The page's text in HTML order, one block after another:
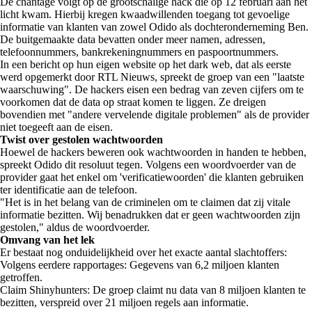
licht kwam. Hierbij kregen kwaadwillenden toegang tot gevoelige
informatie van klanten van zowel Odido als dochteronderneming Ben.
De buitgemaakte data bevatten onder meer namen, adressen,
telefoonnummers, bankrekeningnummers en paspoortnummers.
In een bericht op hun eigen website op het dark web, dat als eerste
werd opgemerkt door RTL Nieuws, spreekt de groep van een "laatste
waarschuwing". De hackers eisen een bedrag van zeven cijfers om te
voorkomen dat de data op straat komen te liggen. Ze dreigen
bovendien met "andere vervelende digitale problemen" als de provider
niet toegeeft aan de eisen.
Twist over gestolen wachtwoorden
Hoewel de hackers beweren ook wachtwoorden in handen te hebben,
spreekt Odido dit resoluut tegen. Volgens een woordvoerder van de
provider gaat het enkel om 'verificatiewoorden' die klanten gebruiken
ter identificatie aan de telefoon.
"Het is in het belang van de criminelen om te claimen dat zij vitale
informatie bezitten. Wij benadrukken dat er geen wachtwoorden zijn
gestolen," aldus de woordvoerder.
Omvang van het lek
Er bestaat nog onduidelijkheid over het exacte aantal slachtoffers:
Volgens eerdere rapportages: Gegevens van 6,2 miljoen klanten
getroffen.
Claim Shinyhunters: De groep claimt nu data van 8 miljoen klanten te
bezitten, verspreid over 21 miljoen regels aan informatie.